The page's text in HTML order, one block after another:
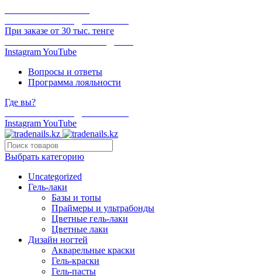
При заказе от 30 тыс. тенге
InstagramYouTube
Вопросы и ответы
Программа лояльности
Где вы?
InstagramYouTube
Выбрать категорию
Uncategorized
Гель-лаки
Базы и топы
Праймеры и ультрабонды
Цветные гель-лаки
Цветные лаки
Дизайн ногтей
Акварельные краски
Гель-краски
Гель-пасты